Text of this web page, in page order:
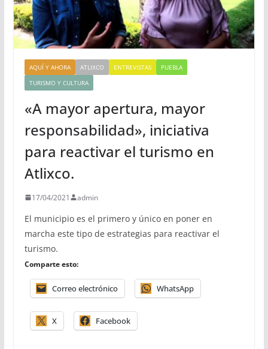
AQUÍ Y AHORA ATLIXCO ENTREVISTAS
PUEBLA
TURISMO Y CULTURA
«A mayor apertura, mayor
responsabilidad», iniciativa
para reactivar el turismo en
Atlixco.
17/04/2021 admin
El municipio es el primero y único en poner en
marcha este tipo de estrategias para reactivar el
turismo.
Comparte esto:
Correo electrónico WhatsApp
X Facebook